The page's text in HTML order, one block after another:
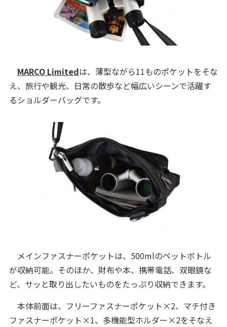
MARCO Limitedは、薄型ながら11ものポケットをそな
え、旅行や観光、日常の散歩など幅広いシーンで活躍す
るショルダーバッグです。
メインファスナーポケットは、500mlのペットボトル
が収納可能。そのほか、財布や本、携帯電話、双眼鏡な
ど、サッと取り出したいものをたっぷり収納できます。
本体前面は、フリーファスナーポケット×2、マチ付き
ファスナーポケット×1、多機能型ホルダー×2をそなえ